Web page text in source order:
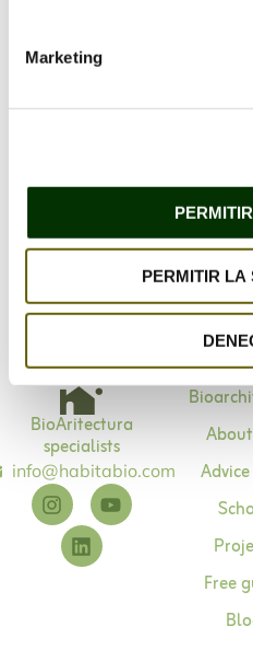
Marketing
PERMITIR LA
Save my name, email,
BioAritectura
specialists
info@habitabio.com
Free